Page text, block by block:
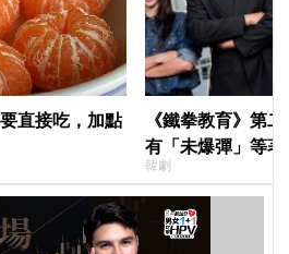
直接吃，加點
《鐵拳教育》第
有「未爆彈」等
「打更大」
韓劇